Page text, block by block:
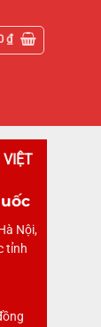
₫
VIỆT
Nội,
tỉnh